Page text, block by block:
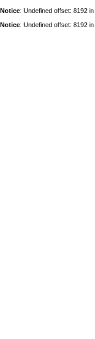
Notice: Undefined offset: 8192 in
Notice: Undefined offset: 8192 in